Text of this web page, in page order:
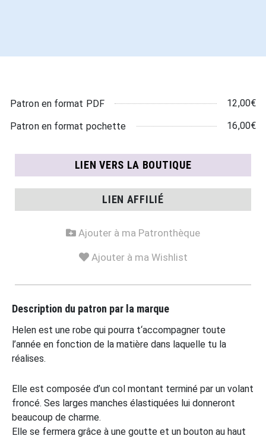
Patron en format PDF 12,00€
Patron en format pochette 16,00€
LIEN VERS LA BOUTIQUE
LIEN AFFILIÉ
Ajouter à ma Patronthèque
Ajouter à ma Wishlist
Description du patron par la marque
Helen est une robe qui pourra t‘accompagner toute
l’année en fonction de la matière dans laquelle tu la
réalises.
Elle est composée d’un col montant terminé par un volant
froncé. Ses larges manches élastiquées lui donneront
beaucoup de charme.
Elle se fermera grâce à une goutte et un bouton au haut